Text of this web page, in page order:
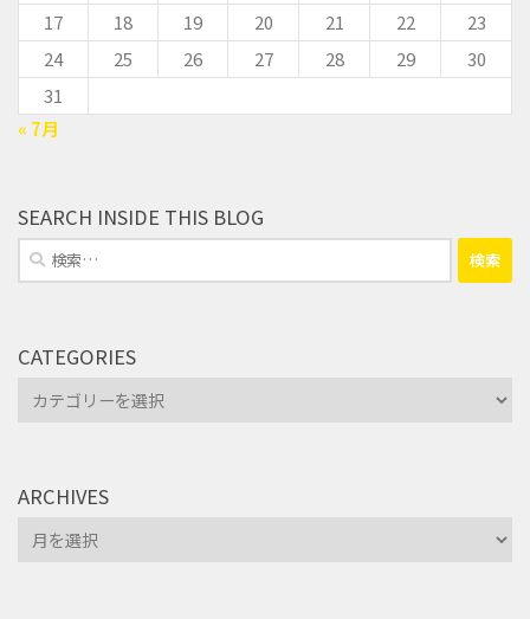
17
18 19 20 21 22
23
24
25 26 27 28 29
30
31
« 7月
SEARCH INSIDE THIS BLOG
検
索:
CATEGORIES
Categories
ARCHIVES
Archives